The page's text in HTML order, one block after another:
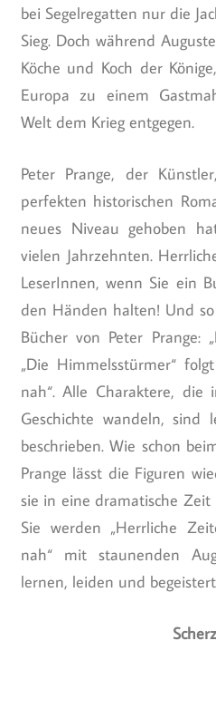
bei Segelregatten nur die
Sieg. Doch während
Köche und Koch der
Europa zu einem
Welt dem Krieg entgegen.
Peter Prange, der
perfekten historischen
neues Niveau gehoben
vielen Jahrzehnten.
LeserInnen, wenn Sie ein
den Händen halten! Und
Bücher von Peter Prange:
„Die Himmelsstürmer“
nah“. Alle Charaktere, die
Geschichte wandeln, sind
beschrieben. Wie schon
Prange lässt die Figuren
sie in eine dramatische
Sie werden „Herrliche
nah“ mit staunenden
lernen, leiden und